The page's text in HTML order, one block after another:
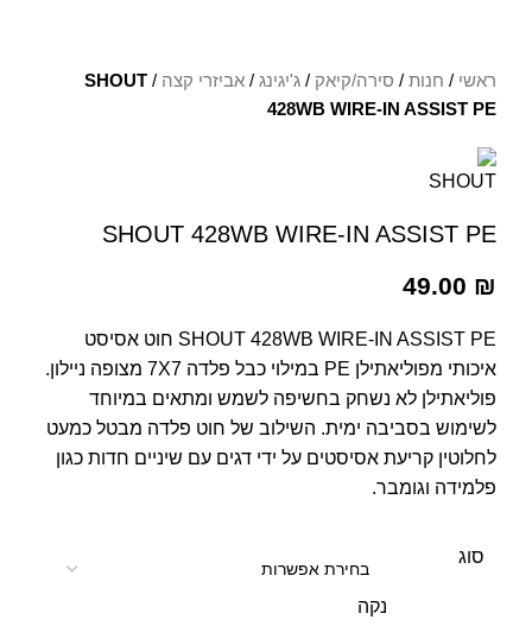
ראשי / חנות / סירה/קיאק / ג'יגינג / אביזרי קצה /
SHOUT
428WB WIRE-IN ASSIST PE
SHOUT 428WB WIRE-IN ASSIST PE
49.00 ₪
SHOUT 428WB WIRE-IN ASSIST PE חוט אסיסט
איכותי מפוליאתילן PE במילוי כבל פלדה 7X7 מצופה ניילון.
פוליאתילן לא נשחק בחשיפה לשמש ומתאים במיוחד
לשימוש בסביבה ימית. השילוב של חוט פלדה מבטל כמעט
לחלוטין קריעת אסיסטים על ידי דגים עם שיניים חדות כגון
פלמידה וגומבר.
סוג
נקה